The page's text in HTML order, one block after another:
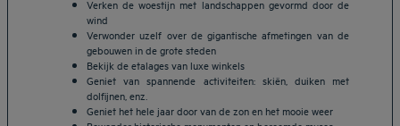
Verken de woestijn met landschappen gevormd door de
wind
Verwonder uzelf over de gigantische afmetingen van de
gebouwen in de grote steden
Bekijk de etalages van luxe winkels
Geniet van spannende activiteiten: skiën, duiken met
dolfijnen, enz.
Geniet het hele jaar door van de zon en het mooie weer